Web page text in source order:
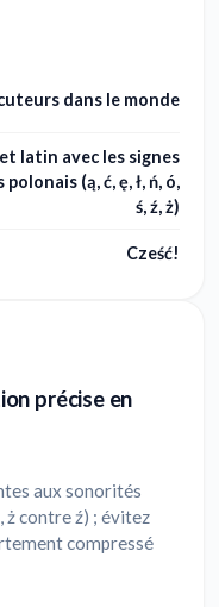
dans le monde
latin avec les signes
(ą, ć, ę, ł, ń, ó,
ś, ź, ż)
Cześć!
précise en
aux sonorités
ż contre ź) ; évitez
compressé